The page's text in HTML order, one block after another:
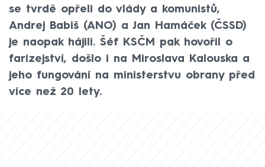
se tvrdě opřeli do vlády a komunistů,
Andrej Babiš (ANO) a Jan Hamáček (ČSSD)
je naopak hájili. Šéf KSČM pak hovořil o
farizejství, došlo i na Miroslava Kalouska a
jeho fungování na ministerstvu obrany před
více než 20 lety.